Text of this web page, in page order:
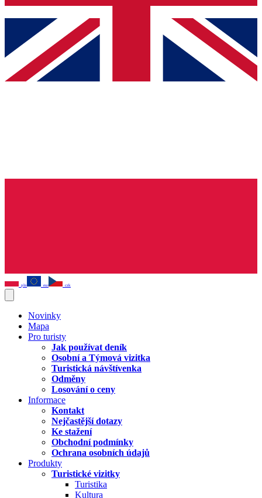
pln eur czk
Novinky
Mapa
Pro turisty
Jak používat deník
Osobní a Týmová vizitka
Turistická návštívenka
Odměny
Losování o ceny
Informace
Kontakt
Nejčastější dotazy
Ke stažení
Obchodní podmínky
Ochrana osobních údajů
Produkty
Turistické vizitky
Turistika
Kultura